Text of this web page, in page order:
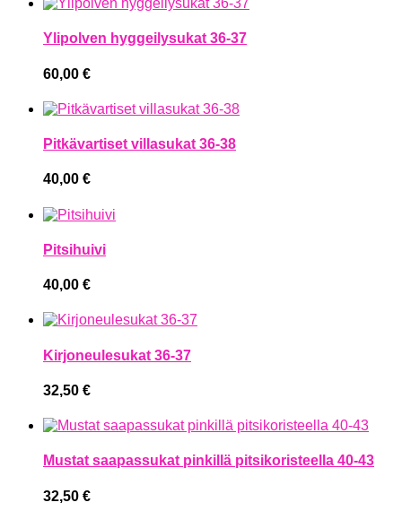
Ylipolven hyggeilysukat 36-37
60,00 €
Pitkävartiset villasukat 36-38
40,00 €
Pitsihuivi
40,00 €
Kirjoneulesukat 36-37
32,50 €
Mustat saapassukat pinkillä pitsikoristeella 40-43
32,50 €